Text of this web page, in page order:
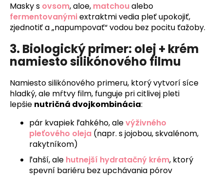
Masky s ovsom, aloe, matchoualebo
fermentovanýmiextraktmi vedia pleť upokojiť,
zjednotiť a „napumpovať“ vodou bez pocitu ťažoby.
3. Biologický primer: olej + krém
namiesto silikónového filmu
Namiesto silikónového primeru, ktorý vytvorí síce
hladký, ale mŕtvy film, funguje pri citlivej pleti
lepšie nutričná dvojkombinácia:
pár kvapiek ľahkého, alevýživného
pleťového oleja (napr. s jojobou, skvalénom,
rakytníkom)
ľahší, ale hutnejší hydratačný krém, ktorý
spevní bariéru bez upchávania pórov